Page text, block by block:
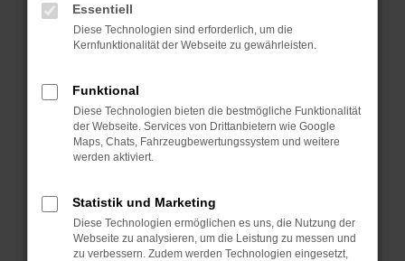
können das Laden bestimmter Seiten
verhindern. Funktioniert die Seite in einem
Starte dein Gerät neu.
Das kann manchmal helfen, vorübergehende
Probleme zu beheben.
sind.
Veraltete Software birgt nicht nur ein
Sicherheitsrisiko, sondern kann auch dazu
Essentiell
Diese Technologien sind erforderlich, um die
Kernfunktionalität der Webseite zu gewährleisten.
Funktional
Diese Technologien bieten die bestmögliche Funktionalität
der Webseite. Services von Drittanbietern wie Google
Maps, Chats, Fahrzeugbewertungssystem und weitere
werden aktiviert.
Statistik und Marketing
Diese Technologien ermöglichen es uns, die Nutzung der
Webseite zu analysieren, um die Leistung zu messen und
zu verbessern. Zudem werden Technologien eingesetzt,